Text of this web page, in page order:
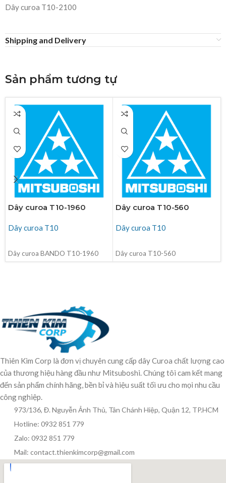
Dây curoa T10-2100
Shipping and Delivery
Sản phẩm tương tự
Dây curoa T10-1960
Dây curoa T10
Dây curoa BANDO T10-1960
Dây curoa T10-560
Dây curoa T10
Dây curoa T10-560
Thiên Kim Corp là đơn vị chuyên cung cấp dây Curoa chất lượng cao
của thương hiệu hàng đầu như Mitsuboshi. Chúng tôi cam kết mang
đến sản phẩm chính hãng, bền bỉ và hiệu suất tối ưu cho mọi nhu cầu
công nghiệp.
973/136, Đ. Nguyễn Ảnh Thủ, Tân Chánh Hiệp, Quận 12, TP.HCM
Hotline: 0932 851 779
Zalo: 0932 851 779
Mail: contact.thienkimcorp@gmail.com